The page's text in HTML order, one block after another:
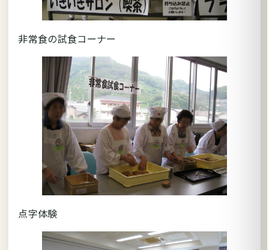
非常食の試食コーナー
点字体験